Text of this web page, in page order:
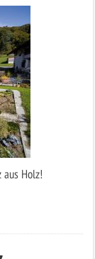
aus Holz!